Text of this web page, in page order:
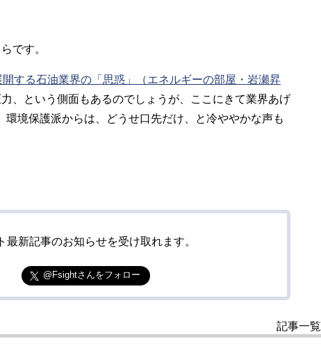
です。
する石油業界の「思惑」（エネルギーの部屋・岩瀬昇
、という側面もあるのでしょうが、ここにきて業界あげ
境保護派からは、どうせ口先だけ、と冷ややかな声も
最新記事のお知らせを受け取れます。
@Fsightさんをフォロー
記事一覧